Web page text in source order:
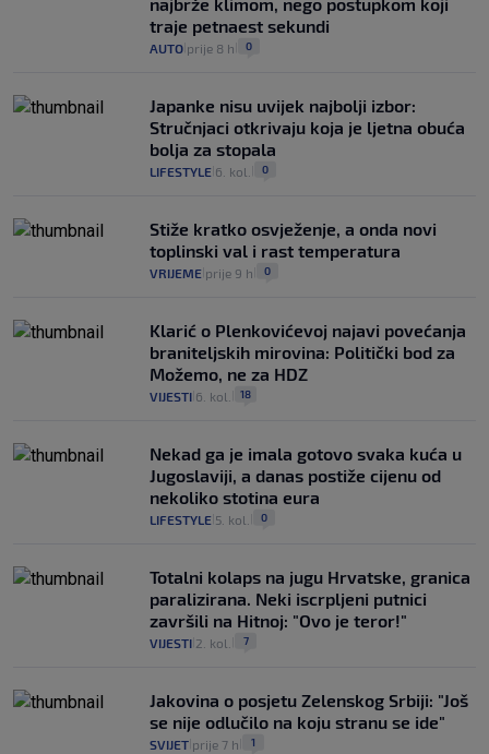
najbrže klimom, nego postupkom koji
traje petnaest sekundi
AUTO prije 8 h 0
Japanke nisu uvijek najbolji izbor:
Stručnjaci otkrivaju koja je ljetna obuća
bolja za stopala
LIFESTYLE 6. kol. 0
Stiže kratko osvježenje, a onda novi
toplinski val i rast temperatura
VRIJEME prije 9 h 0
Klarić o Plenkovićevoj najavi povećanja
braniteljskih mirovina: Politički bod za
Možemo, ne za HDZ
VIJESTI 6. kol. 18
Nekad ga je imala gotovo svaka kuća u
Jugoslaviji, a danas postiže cijenu od
nekoliko stotina eura
LIFESTYLE 5. kol. 0
Totalni kolaps na jugu Hrvatske, granica
paralizirana. Neki iscrpljeni putnici
završili na Hitnoj: "Ovo je teror!"
VIJESTI 2. kol. 7
Jakovina o posjetu Zelenskog Srbiji: "Još
se nije odlučilo na koju stranu se ide"
SVIJET prije 7 h 1